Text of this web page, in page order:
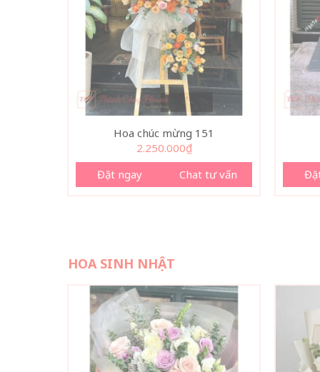
Hoa chúc mừng 151
2.250.000₫
Đặt ngay
Chat tư vấn
HOA SINH NHẬT